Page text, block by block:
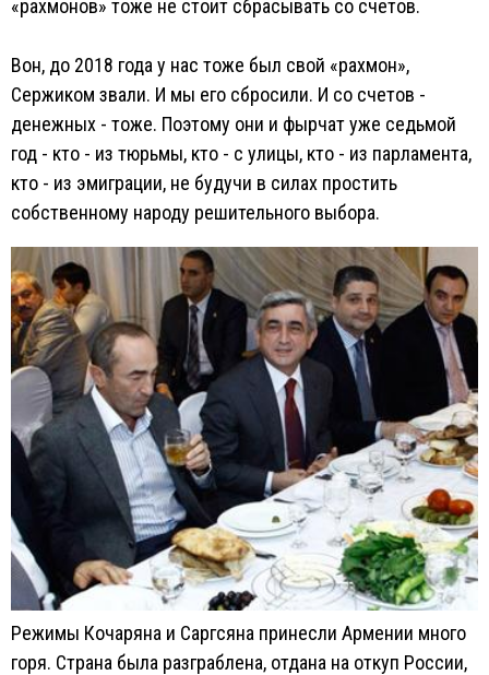
«рахмонов» тоже не стоит сбрасывать со счетов.
Вон, до 2018 года у нас тоже был свой «рахмон»,
Сержиком звали. И мы его сбросили. И со счетов -
денежных - тоже. Поэтому они и фырчат уже седьмой
год - кто - из тюрьмы, кто - с улицы, кто - из парламента,
кто - из эмиграции, не будучи в силах простить
собственному народу решительного выбора.
Режимы Кочаряна и Саргсяна принесли Армении много
горя. Страна была разграблена, отдана на откуп России,